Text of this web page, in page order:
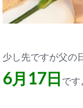
少し先ですが父の
6月17日 です